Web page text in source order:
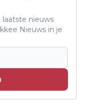
laatste nieuws
Nieuws in je